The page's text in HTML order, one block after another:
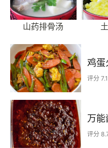
山药排骨汤
鸡蛋
评分 7.1
万能
评分